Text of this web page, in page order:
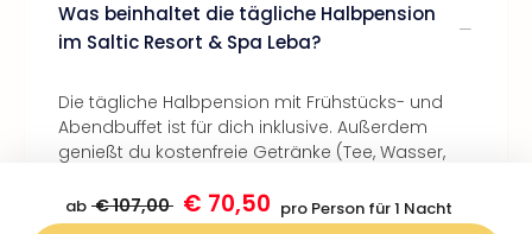
Was beinhaltet die tägliche Halbpension
im Saltic Resort & Spa Leba?
Die tägliche Halbpension mit Frühstücks- und
Abendbuffet ist für dich inklusive. Außerdem
genießt du kostenfreie Getränke (Tee, Wasser,
Abendessen.
ab € 107,00 € 70,50 pro Person für 1 Nacht